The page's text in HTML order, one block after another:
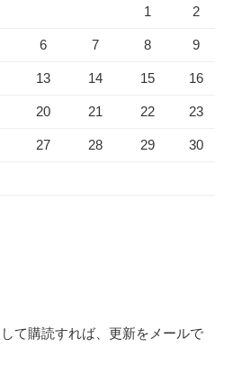
1 2
6 7 8 9
13 14 15 16
20 21 22 23
27 28 29 30
て購読すれば、更新をメールで